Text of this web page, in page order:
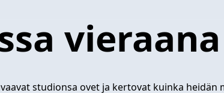
vieraana
studionsa ovet ja kertovat kuinka heidän